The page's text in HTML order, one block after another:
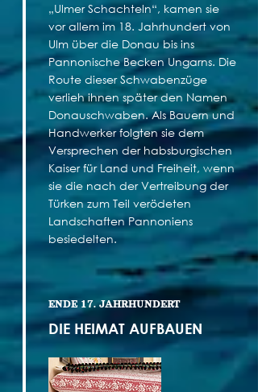
„Ulmer Schachteln“, kamen sie
vor allem im 18. Jahrhundert von
Ulm über die Donau bis ins
Pannonische Becken Ungarns. Die
Route dieser Schwabenzüge
verlieh ihnen später den Namen
Donauschwaben. Als Bauern und
Handwerker folgten sie dem
Versprechen der habsburgischen
Kaiser für Land und Freiheit, wenn
sie die nach der Vertreibung der
Türken zum Teil verödeten
Landschaften Pannoniens
besiedelten.
ENDE 17. JAHRHUNDERT
DIE HEIMAT AUFBAUEN